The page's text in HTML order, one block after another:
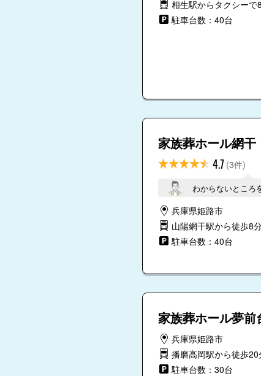
相生駅からタクシーで
駐車台数：40台
家族葬ホール網干
4.7 (3件)
わからないところ
兵庫県姫路市
山陽網干駅から徒歩8
駐車台数：40台
家族葬ホール夢前
兵庫県姫路市
播磨高岡駅から徒歩20
駐車台数：30台